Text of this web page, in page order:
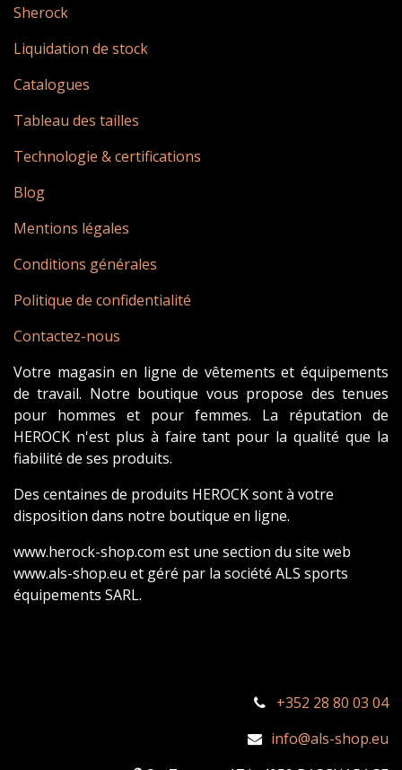
Sherock
Liquidation de stock
Catalogues
Tableau des tailles
Technologie & certifications
Blog
Mentions légales
Conditions générales
Politique de confidentialité
Contactez-nous
Votre magasin en ligne de vêtements et équipements
de travail. Notre boutique vous propose des tenues
pour hommes et pour femmes. La réputation de
HEROCK n'est plus à faire tant pour la qualité que la
fiabilité de ses produits.
Des centaines de produits HEROCK sont à votre
disposition dans notre boutique en ligne.
www.herock-shop.com est une section du site web
www.als-shop.eu et géré par la société ALS sports
équipements SARL.
+352 28 80 03 04
info@als-shop.eu